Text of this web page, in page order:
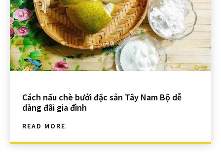
Cách nấu chè bưởi đặc sản Tây Nam Bộ dễ
dàng đãi gia đình
READ MORE